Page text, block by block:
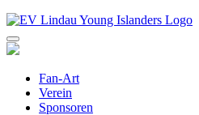
Fan-Art
Verein
Sponsoren